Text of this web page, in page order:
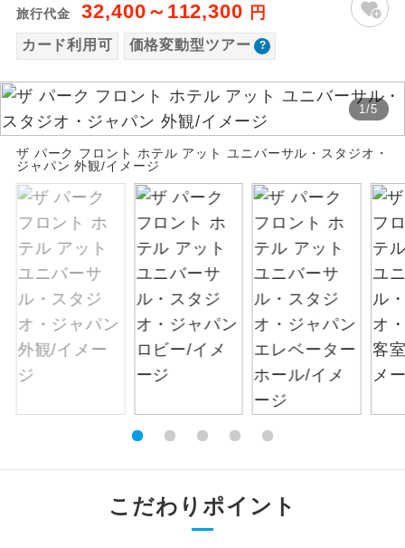
旅行代金 32,400～112,300 円
カード利用可 価格変動型ツアー
1/5
ザ パーク フロント ホテル アット ユニバーサル・スタジオ・
ジャパン 外観/イメージ
こだわりポイント
世界遺産
ユネスコに登録されている文化遺産や自
然遺産を訪ねるコースです。
絶景スポットに立ち寄るコースです。
温泉 温泉地にも宿泊するコースです。
露天風呂
ご宿泊ホテルに露天風呂が付いていま
す。
大浴場
全食事付き
全てのお食事が付いていますので、お食
事の心配はいりません。（機内食を除
く）
お部屋にてゆっくりとお召し上がりいた
だけます。
トラベルイヤ
周りの音を気にせず、ガイドさんの説明
をじっくり聞くことができます。
す。
お支払いについて
お支払いは、クレジットカード決済のみとな
ります。
お申し込みの最後にクレジットカード決済を
していただき、決済手続き完了をもちまし
て、ご旅行の契約が成立となります。
ご予約方法について
ウェブ限定コースとなりますので、コールセ
ンター及びカウンターでのお申し込みはでき
ません。